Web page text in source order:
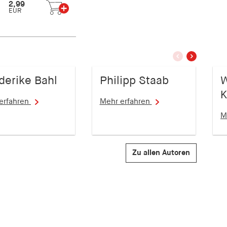
2,99
EUR
vorherige
Slide
nächstes
Slide
Bahl Philipp Staab
Mehr erfahren
Zu allen Autoren